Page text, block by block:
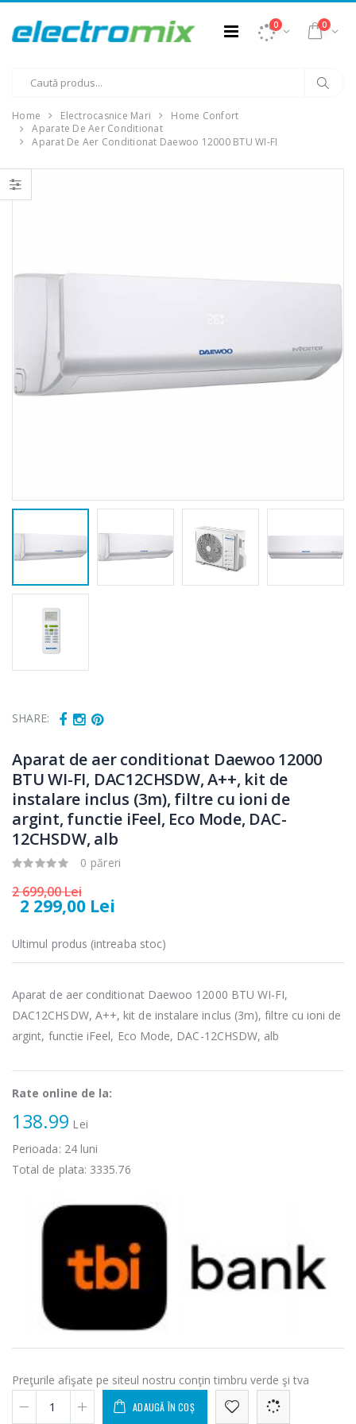
0 0
Home Electrocasnice Mari
Home Confort
Aparate De Aer Conditionat
Aparat De Aer Conditionat Daewoo 12000 BTU WI-FI
SHARE:
Aparat de aer conditionat Daewoo 12000
BTU WI-FI, DAC12CHSDW, A++, kit de
instalare inclus (3m), filtre cu ioni de
argint, functie iFeel, Eco Mode, DAC-
12CHSDW, alb
0 păreri
2 699,00 Lei
2 299,00 Lei
Ultimul produs (intreaba stoc)
Aparat de aer conditionat Daewoo 12000 BTU WI-FI,
DAC12CHSDW, A++, kit de instalare inclus (3m), filtre cu ioni de
argint, functie iFeel, Eco Mode, DAC-12CHSDW, alb
Rate online de la:
138.99 Lei
Perioada: 24luni
Total de plata: 3335.76
Preţurile afişate pe siteul nostru conţin timbru verde şi tva
ADAUGĂ ÎN COȘ
-15%
Cuptor cu
microunde
289,00 Lei
-17%
Cuptor cu
microunde
incorporabil, ...
1 499,00 Lei
-33%
Espressor
automat
89,00 Lei
-21%
Masina de tocat
carne Bosch ...